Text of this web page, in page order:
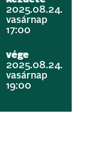
2025.08.24.
vasárnap
17:00
vége
2025.08.24.
vasárnap
19:00